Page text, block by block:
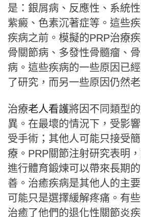
是：銀屑病、反應性、系統
紫癜、色素沉著症等。這些
疾病之前。模擬的PRP治療
骨關節病、多發性骨髓瘤、
病。這些疾病的一些原因已
了研究，而另一些原因仍然
治療老人看護將因不同類型
異。在最壞的情況下，受影
受手術；其他人可能只接受
療。PRP關節注射研究表明
進行體育鍛煉可以帶來長期
善。治癒疾病是其他人的主
可能只是選擇緩解疼痛。有
治癒了他們的退化性關節炎